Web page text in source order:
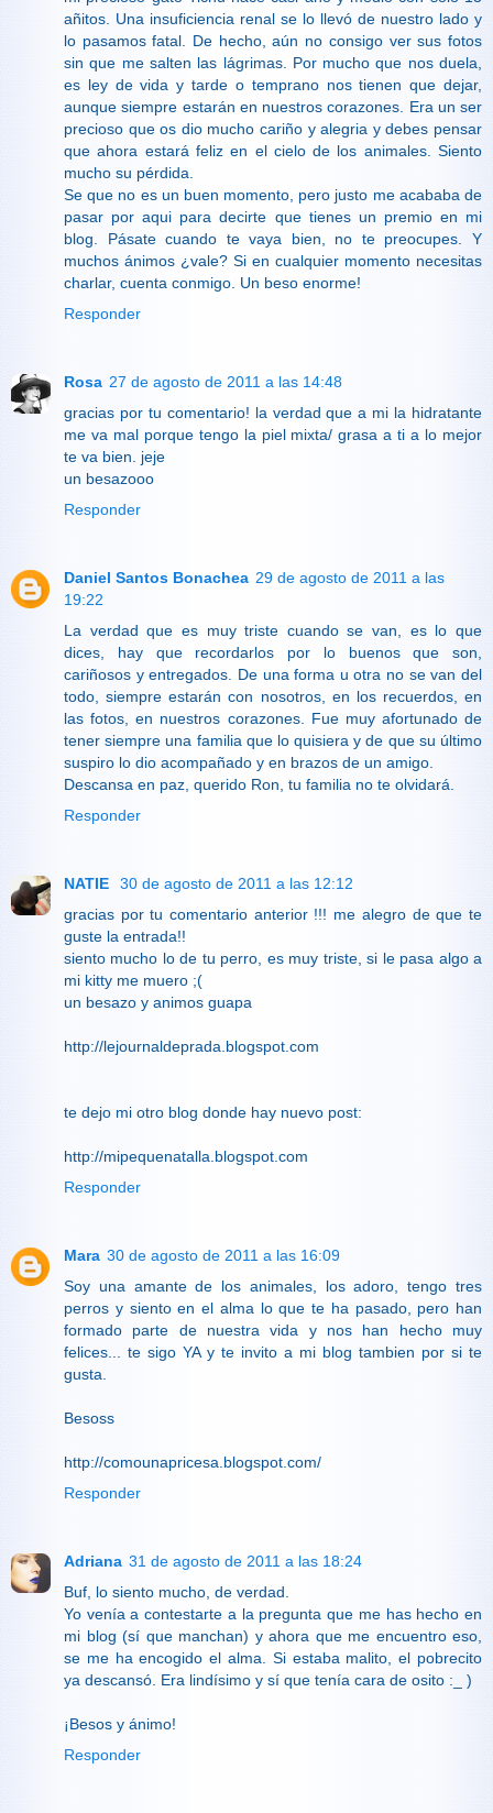
añitos. Una insuficiencia renal se lo llevó de nuestro lado y
lo pasamos fatal. De hecho, aún no consigo ver sus fotos
sin que me salten las lágrimas. Por mucho que nos duela,
es ley de vida y tarde o temprano nos tienen que dejar,
aunque siempre estarán en nuestros corazones. Era un ser
precioso que os dio mucho cariño y alegria y debes pensar
que ahora estará feliz en el cielo de los animales. Siento
mucho su pérdida.
Se que no es un buen momento, pero justo me acababa de
pasar por aqui para decirte que tienes un premio en mi
blog. Pásate cuando te vaya bien, no te preocupes. Y
muchos ánimos ¿vale? Si en cualquier momento necesitas
charlar, cuenta conmigo. Un beso enorme!
Responder
Rosa 27 de agosto de 2011 a las 14:48
gracias por tu comentario! la verdad que a mi la hidratante
me va mal porque tengo la piel mixta/ grasa a ti a lo mejor
te va bien. jeje
un besazooo
Responder
Daniel Santos Bonachea 29 de agosto de 2011 a las
19:22
La verdad que es muy triste cuando se van, es lo que
dices, hay que recordarlos por lo buenos que son,
cariñosos y entregados. De una forma u otra no se van del
todo, siempre estarán con nosotros, en los recuerdos, en
las fotos, en nuestros corazones. Fue muy afortunado de
tener siempre una familia que lo quisiera y de que su último
suspiro lo dio acompañado y en brazos de un amigo.
Descansa en paz, querido Ron, tu familia no te olvidará.
Responder
NATIE
30 de agosto de 2011 a las 12:12
gracias por tu comentario anterior !!! me alegro de que te
guste la entrada!!
siento mucho lo de tu perro, es muy triste, si le pasa algo a
mi kitty me muero ;(
un besazo y animos guapa
http://lejournaldeprada.blogspot.com
te dejo mi otro blog donde hay nuevo post:
http://mipequenatalla.blogspot.com
Responder
Mara 30 de agosto de 2011 a las 16:09
Soy una amante de los animales, los adoro, tengo tres
perros y siento en el alma lo que te ha pasado, pero han
formado parte de nuestra vida y nos han hecho muy
felices... te sigo YA y te invito a mi blog tambien por si te
gusta.
Besoss
http://comounapricesa.blogspot.com/
Responder
Adriana 31 de agosto de 2011 a las 18:24
Buf, lo siento mucho, de verdad.
Yo venía a contestarte a la pregunta que me has hecho en
mi blog (sí que manchan) y ahora que me encuentro eso,
se me ha encogido el alma. Si estaba malito, el pobrecito
ya descansó. Era lindísimo y sí que tenía cara de osito :_ )
¡Besos y ánimo!
Responder